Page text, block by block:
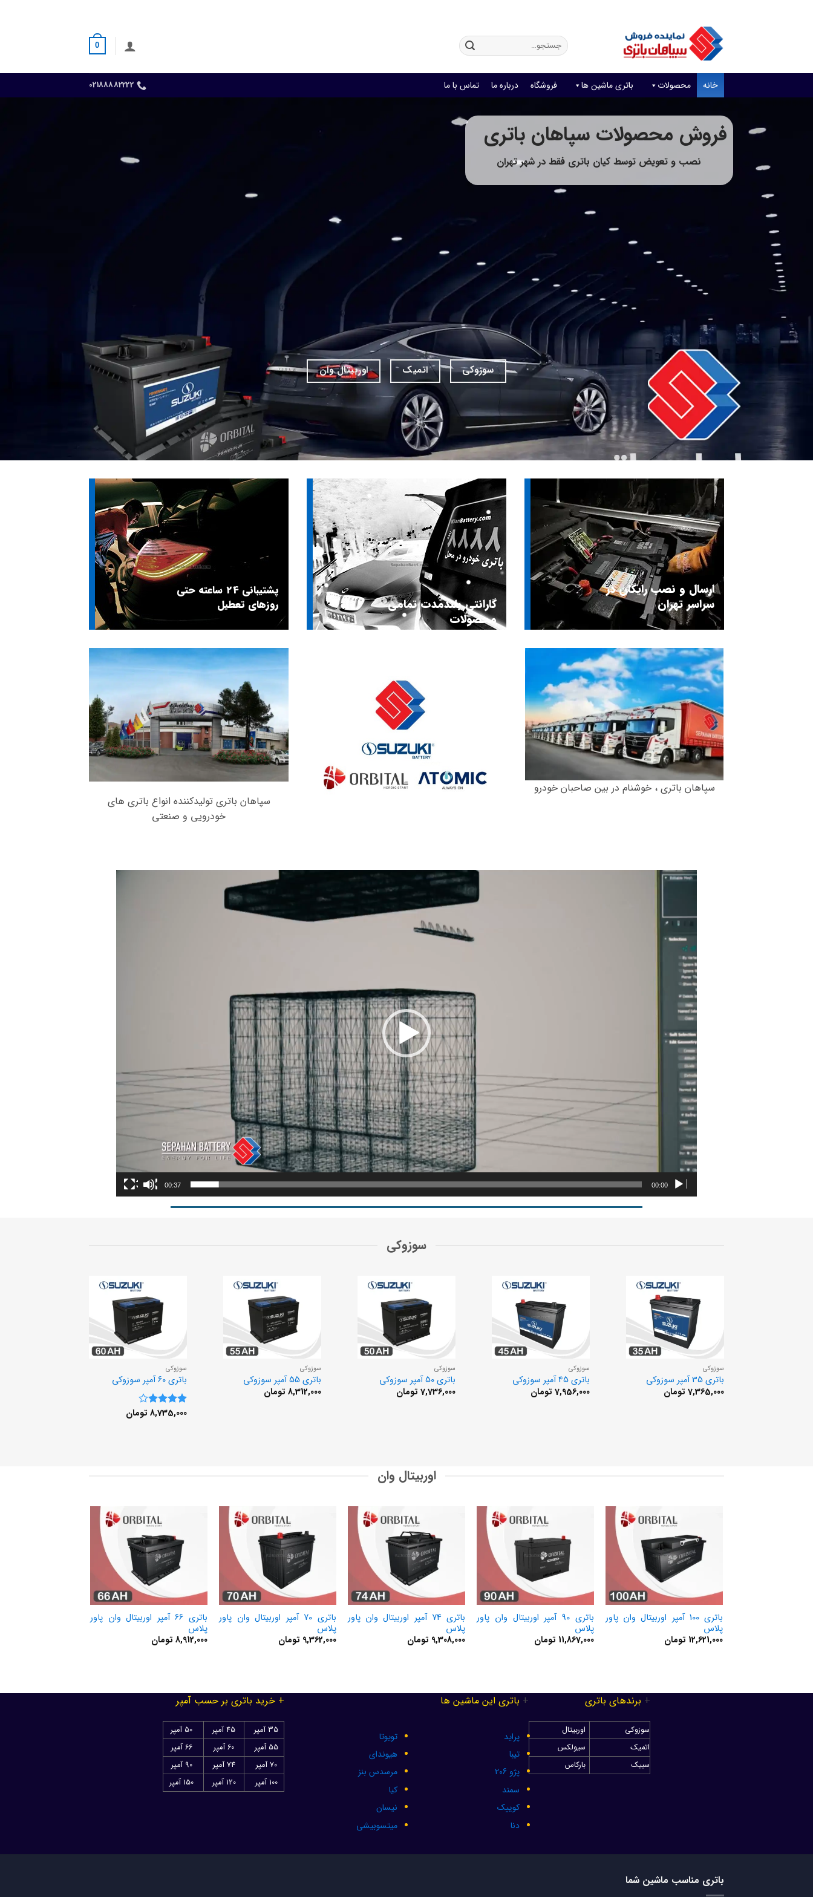
جستجو
برای:
0
خانه محصولات باتری ماشین ها فروشگاه درباره ما تماس با ما 02188882222
فروش محصولات سپاهان باتری
نصب و تعویض توسط کیان باتری فقط در شهر تهران
سوزوکی اتمیک اوربیتال وان
ارسال و نصب رایگان در
سراسر تهران
گارانتی بلندمدت تمامی
محصولات
پشتیبانی 24 ساعته حتی
روزهای تعطیل
سپاهان باتری ، خوشنام در بین صاحبان خودرو
سپاهان باتری تولیدکننده انواع باتری های
خودرویی و صنعتی
نمایشگر
ویدیو
00:00
00:37
سوزوکی
سوزوکی
باتری 35 آمپر سوزوکی
7,365,000 تومان
سوزوکی
باتری 45 آمپر سوزوکی
7,956,000 تومان
سوزوکی
باتری 50 آمپر سوزوکی
7,736,000 تومان
سوزوکی
باتری 55 آمپر سوزوکی
8,312,000 تومان
سوزوکی
باتری 60 آمپر سوزوکی
نمره4
8,735,000 تومان
اوربیتال وان
باتری 100 آمپر اوربیتال وان پاور
پلاس
12,621,000 تومان
باتری 90 آمپر اوربیتال وان پاور
پلاس
11,867,000 تومان
باتری 74 آمپر اوربیتال وان پاور
پلاس
9,308,000 تومان
باتری 70 آمپر اوربیتال وان پاور
پلاس
9,362,000 تومان
باتری 66 آمپر اوربیتال وان پاور
پلاس
8,912,000 تومان
+ برندهای باتری
سوزوکی
اوربیتال
اتمیک
سیولکس
سبیک
بارکاس
+ باتری این ماشین ها
پراید
تیبا
پژو 206
سمند
کوییک
دنا
تویوتا
هیوندای
مرسدس بنز
کیا
نیسان
میتسوبیشی
+ خرید باتری بر حسب آمپر
35 آمپر 45 آمپر
50 آمپر
55 آمپر
60 آمپر
66 آمپر
70 آمپر
74 آمپر
90 آمپر
100 آمپر
120 آمپر 150 آمپر
باتری مناسب ماشین شما